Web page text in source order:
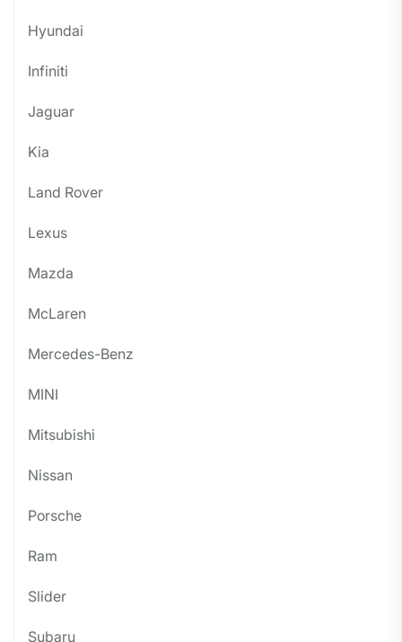
Hyundai
Infiniti
Jaguar
Kia
Land Rover
Lexus
Mazda
McLaren
Mercedes-Benz
MINI
Mitsubishi
Nissan
Porsche
Ram
Slider
Subaru